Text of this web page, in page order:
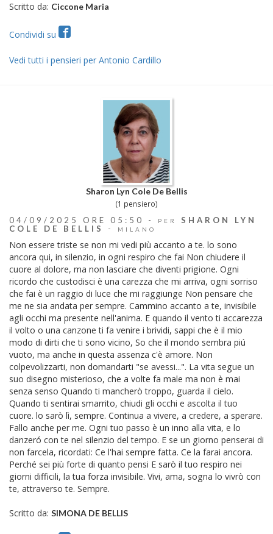
Scritto da: Ciccone Maria
Condividi su
Vedi tutti i pensieri per Antonio Cardillo
Sharon Lyn Cole De Bellis
(1 pensiero)
04/09/2025 ORE 05:50 - PER
SHARON LYN
COLE DE BELLIS
- MILANO
Non essere triste se non mi vedi più accanto a te. lo sono
ancora qui, in silenzio, in ogni respiro che fai Non chiudere il
cuore al dolore, ma non lasciare che diventi prigione. Ogni
ricordo che custodisci è una carezza che mi arriva, ogni sorriso
che fai è un raggio di luce che mi raggiunge Non pensare che
me ne sia andata per sempre. Cammino accanto a te, invisibile
agli occhi ma presente nell'anima. E quando il vento ti accarezza
il volto o una canzone ti fa venire i brividi, sappi che è il mio
modo di dirti che ti sono vicino, So che il mondo sembra piú
vuoto, ma anche in questa assenza c'è amore. Non
colpevolizzarti, non domandarti "se avessi...". La vita segue un
suo disegno misterioso, che a volte fa male ma non è mai
senza senso Quando ti mancherò troppo, guarda il cielo.
Quando ti sentirai smarrito, chiudi gli occhi e ascolta il tuo
cuore. lo sarò lì, sempre. Continua a vivere, a credere, a sperare.
Fallo anche per me. Ogni tuo passo è un inno alla vita, e lo
danzeró con te nel silenzio del tempo. E se un giorno penserai di
non farcela, ricordati: Ce l'hai sempre fatta. Ce la farai ancora.
Perché sei più forte di quanto pensi E sarò il tuo respiro nei
giorni difficili, la tua forza invisibile. Vivi, ama, sogna lo vivrò con
te, attraverso te. Sempre.
Scritto da: SIMONA DE BELLIS